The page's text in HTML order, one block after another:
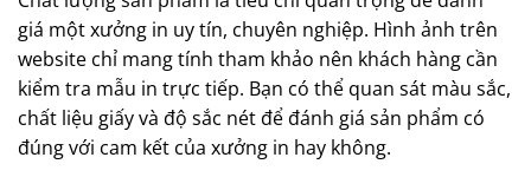
giá một xưởng in uy tín, chuyên nghiệp. Hình ảnh trên
website chỉ mang tính tham khảo nên khách hàng cần
kiểm tra mẫu in trực tiếp. Bạn có thể quan sát màu sắc,
chất liệu giấy và độ sắc nét để đánh giá sản phẩm có
đúng với cam kết của xưởng in hay không.